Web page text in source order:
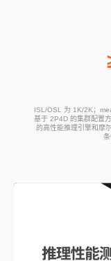
ISL/OSL 为 1K/2K；
基于 2P4D 的集群配置
的高性能推理引擎和摩